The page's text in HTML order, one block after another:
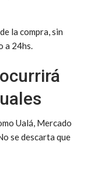
la compra, sin
a 24hs.
Ualá, Mercado
se descarta que